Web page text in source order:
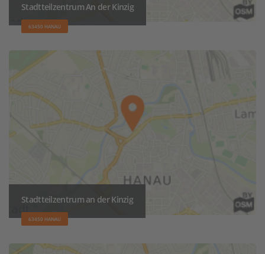
Stadtteilzentrum An der Kinzig
63450 HANAU
Stadtteilzentrum an der Kinzig
63450 HANAU